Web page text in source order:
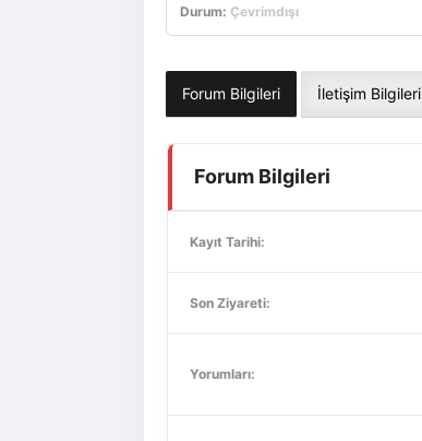
Durum: Çevrimdışı
Forum Bilgileri İletişim Bilgileri
Forum Bilgileri
Kayıt Tarihi:
Son Ziyareti:
Yorumları: